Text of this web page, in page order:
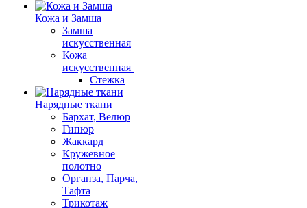
Кожа и Замша
Замша
искусственная
Кожа
искусственная
Стежка
Нарядные ткани
Бархат, Велюр
Гипюр
Жаккард
Кружевное
полотно
Органза, Парча,
Тафта
Трикотаж